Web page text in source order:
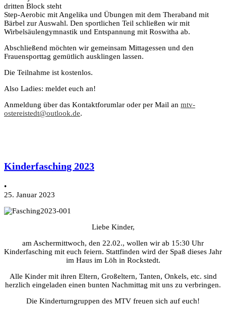
dritten Block steht
Step-Aerobic mit Angelika und Übungen mit dem Theraband mit
Bärbel zur Auswahl. Den sportlichen Teil schließen wir mit
Wirbelsäulengymnastik und Entspannung mit Roswitha ab.
Abschließend möchten wir gemeinsam Mittagessen und den
Frauensporttag gemütlich ausklingen lassen.
Die Teilnahme ist kostenlos.
Also Ladies: meldet euch an!
Anmeldung über das Kontaktforumlar oder per Mail an mtv-
ostereistedt@outlook.de.
Kinderfasching 2023
•
25. Januar 2023
Liebe Kinder,
am Aschermittwoch, den 22.02., wollen wir ab 15:30 Uhr
Kinderfasching mit euch feiern. Stattfinden wird der Spaß dieses Jahr
im Haus im Löh in Rockstedt.
Alle Kinder mit ihren Eltern, Großeltern, Tanten, Onkels, etc. sind
herzlich eingeladen einen bunten Nachmittag mit uns zu verbringen.
Die Kinderturngruppen des MTV freuen sich auf euch!